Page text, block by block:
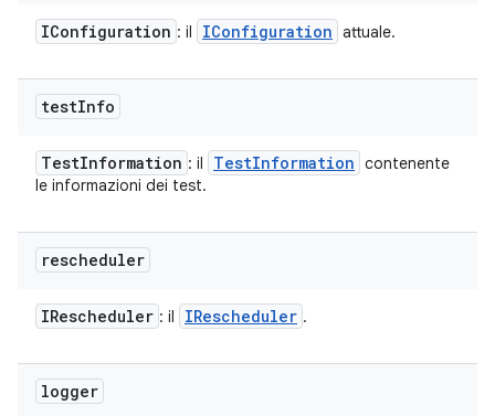
IConfiguration : il IConfiguration attuale.
testInfo
TestInformation : il TestInformation contenente
le informazioni dei test.
rescheduler
IRescheduler : il IRescheduler .
logger